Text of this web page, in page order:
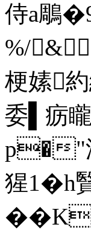
侍a鵰
%/
梗嫊約
委▌疬
p�"
猩1�h